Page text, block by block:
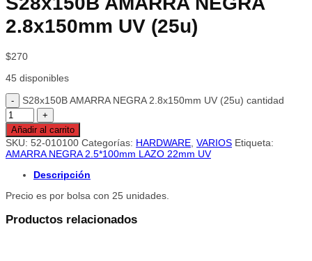
2.8x150mm UV (25u)
$270
45 disponibles
S28x150B AMARRA NEGRA 2.8x150mm UV (25u) cantidad
Añadir al carrito
SKU: 52-010100 Categorías: HARDWARE VARIOS Etiqueta:
AMARRA NEGRA 2.5*100mm LAZO 22mm UV
Descripción
Precio es por bolsa con 25 unidades.
Productos relacionados